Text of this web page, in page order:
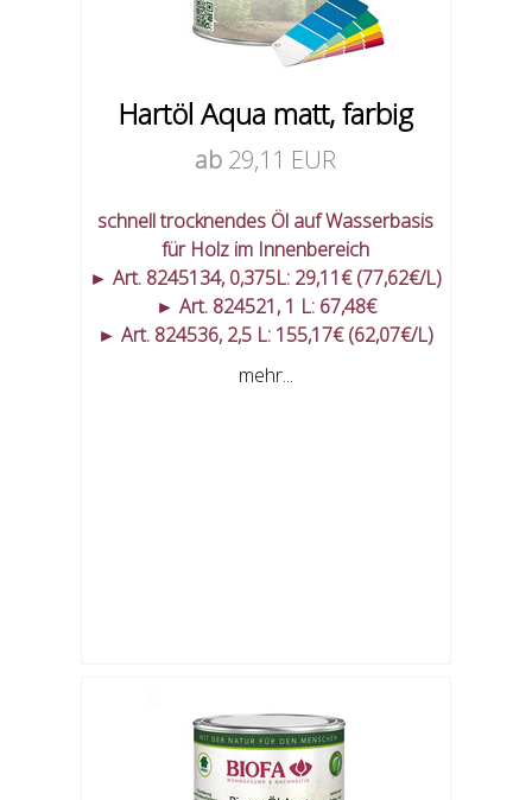
Hartöl Aqua matt, farbig
ab 29,11 EUR
schnell trocknendes Öl auf Wasserbasis
für Holz im Innenbereich
► Art. 8245134, 0,375L: 29,11€ (77,62€/L)
► Art. 824521, 1 L: 67,48€
► Art. 824536, 2,5 L: 155,17€ (62,07€/L)
mehr...